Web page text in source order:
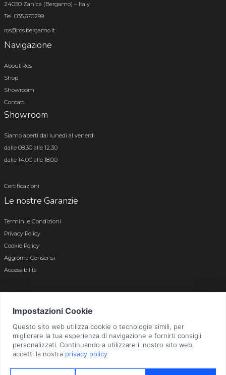
24050 Zanica (Bergamo) – Italy
Tel. 035.670299
ros@ros.bergamo.it
Navigazione
About Ros
Shop
Showroom
Contatti
Showroom
Siamo aperti dal lunedì al venerdì
dalle 08.30 alle 12.30
dalle 14.00 alle 18.00
Certificazioni
Le nostre Garanzie
Termini e Condizioni
Privacy Policy
Cookie Policy
Aggiorna Consensi
Accessibilità
Bergamo n. 01496180165 · Capitale Sociale i.v. € 800.000,00